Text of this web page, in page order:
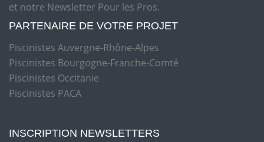
et notre Newsletter Pour les Pros.
PARTENAIRE DE VOTRE PROJET
Piscinistes Auvergne-Rhône-Alpes
Piscinistes Bourgogne-Franche-Comté
Piscinistes Occitanie
Piscinistes PACA
INSCRIPTION NEWSLETTERS